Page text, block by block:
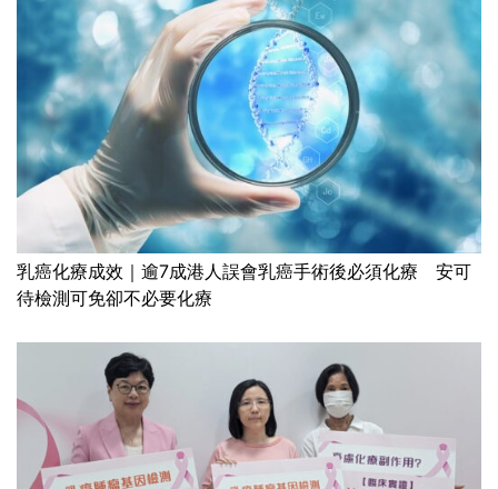
乳癌化療成效｜逾7成港人誤會乳癌手術後必須化療 安可
待檢測可免卻不必要化療